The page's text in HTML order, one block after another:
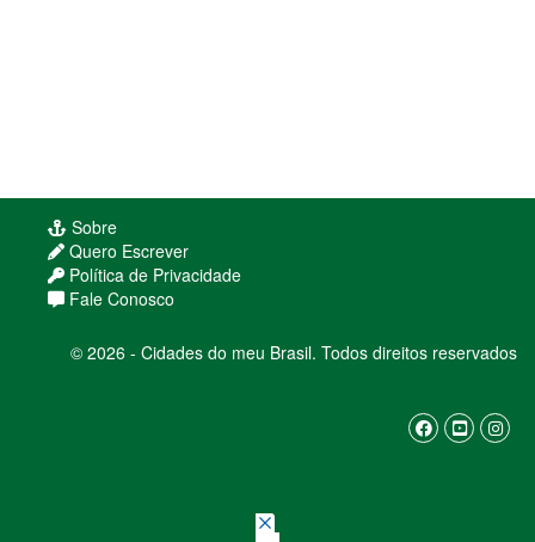
Quero Escrever
© 2026 - Cidades do meu Brasil. Todos direitos reservados